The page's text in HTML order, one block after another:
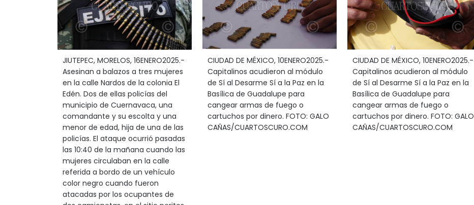
JIUTEPEC, MORELOS, 16ENERO2025.-
Asesinan a balazos a tres mujeres
en la calle Nardos de la colonia El
Edén. Dos de ellas policías del
municipio de Cuernavaca, una
comandante y su escolta y una
menor de edad, hija de una de las
policías. El ataque ocurrió pasadas
las 10:40 de la mañana cuando las
mujeres circulaban en la calle
referida a bordo de un vehículo
color negro cuando fueron
atacadas por los ocupantes de
CIUDAD DE MÉXICO, 10ENERO2025.-
Capitalinos acudieron al módulo
de Sí al Desarme Sí a la Paz en la
Basílica de Guadalupe para
cangear armas de fuego o
cartuchos por dinero. FOTO: GALO
CAÑAS/CUARTOSCURO.COM
CIUDAD DE MÉXICO, 10ENERO2025.-
Capitalinos acudieron al módulo
de Sí al Desarme Sí a la Paz en la
Basílica de Guadalupe para
cangear armas de fuego o
cartuchos por dinero. FOTO: GALO
CAÑAS/CUARTOSCURO.COM